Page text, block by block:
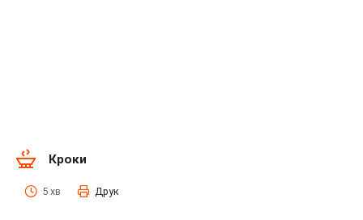
Кроки
5 хв Друк